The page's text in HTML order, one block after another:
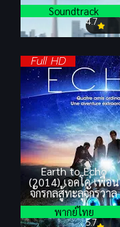
4.7
Soundtrack
Full HD
Earth to Echo
(2014) เอคโค่ เพื่อน
จักรกลสู้ทะลุจักรวาล
5.7
พากย์ไทย